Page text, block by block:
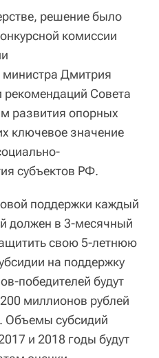
решение было
комиссии
министра Дмитрия
Совета
развития опорных
ключевое значение
субъектов РФ.
поддержки каждый
должен в 3-месячный
свою 5-летнюю
на поддержку
победителей будут
миллионов рублей
Объемы субсидий
и 2018 годы будут